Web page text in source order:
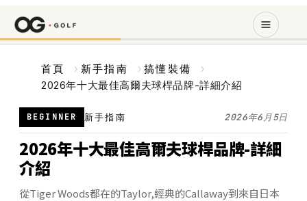
首頁 › 新手指南 ›搞懂裝備 ›
2026年十大最佳高爾夫球桿品牌-詳細介紹
BEGINNER 新手指南 2026年6月5日
2026年十大最佳高爾夫球桿品牌-詳細
介紹
從Tiger Woods都在的Taylor,經典的Callaway到來自日本